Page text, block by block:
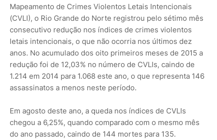
Mapeamento de Crimes Violentos Letais Intencionais
(CVLI), o Rio Grande do Norte registrou pelo sétimo mês
consecutivo redução nos índices de crimes violentos
letais intencionais, o que não ocorria nos últimos dez
anos. No acumulado dos oito primeiros meses de 2015 a
redução foi de 12,03% no número de CVLIs, caindo de
1.214 em 2014 para 1.068 este ano, o que representa 146
assassinatos a menos neste período.
Em agosto deste ano, a queda nos índices de CVLIs
chegou a 6,25%, quando comparado com o mesmo mês
do ano passado, caindo de 144 mortes para 135.